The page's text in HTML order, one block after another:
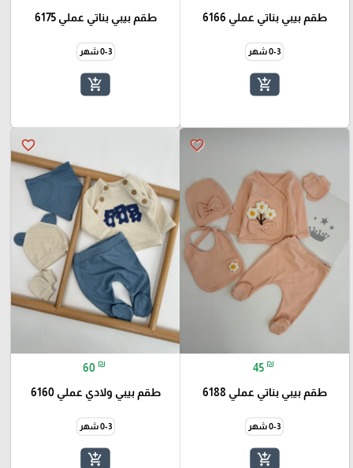
طقم بيبي بناتي عملي 6166
0-3 شهر
add_shopping_cart
طقم بيبي بناتي عملي 6175
0-3 شهر
add_shopping_cart
favorite_border
45 ₪
طقم بيبي بناتي عملي 6188
0-3 شهر
add_shopping_cart
favorite_border
60 ₪
طقم بيبي ولادي عملي 6160
0-3 شهر
add_shopping_cart